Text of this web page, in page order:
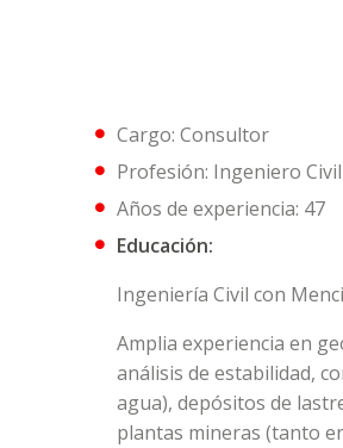
Cargo: Consultor
Profesión: Ingeniero Civil
Años de experiencia: 47
Educación:
Ingeniería Civil con
Amplia experiencia en
análisis de estabilidad,
agua), depósitos de
plantas mineras (tanto